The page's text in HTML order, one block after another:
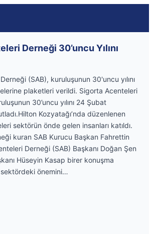
Derneği 30’uncu Yılını
(SAB), kuruluşunun 30'uncu yılını
plaketleri verildi. Sigorta Acenteleri
30’uncu yılını 24 Şubat
Kozyatağı’nda düzenlenen
sektörün önde gelen insanları katıldı.
kuran SAB Kurucu Başkan Fahrettin
Derneği (SAB) Başkanı Doğan Şen
Hüseyin Kasap birer konuşma
önemini…